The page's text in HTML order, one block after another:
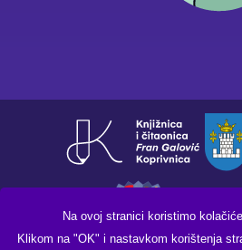
Na ovoj stranici koristimo
Klikom na "OK" i nastavkom korištenja